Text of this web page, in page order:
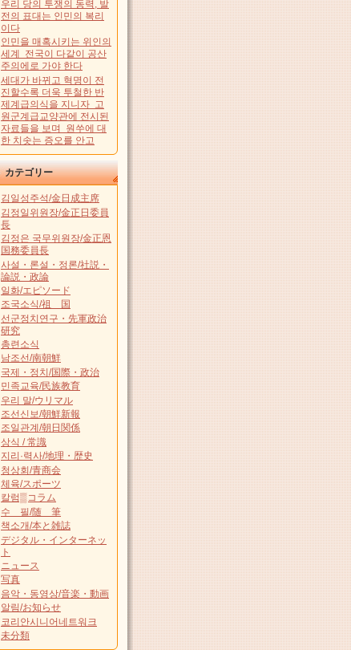
우리 당의 투쟁의 동력, 발
전의 표대는 인민의 복리
이다
인민을 매혹시키는 위인의
세계 전국이 다같이 공산
주의에로 가야 한다
세대가 바뀌고 혁명이 전
진할수록 더욱 투철한 반
제계급의식을 지니자 고
원군계급교양관에 전시된
자료들을 보며 원쑤에 대
한 치솟는 증오를 안고
カテゴリー
김일성주석/金日成主席
김정일위원장/金正日委員
長
김정은 국무위원장/金正恩
国務委員長
사설・론설・정론/社説・
論説・政論
일화/エピソード
조국소식/祖 国
선군정치연구・先軍政治
研究
총련소식
남조선/南朝鮮
국제・정치/国際・政治
민족교육/民族教育
우리 말/ウリマル
조선신보/朝鮮新報
조일관계/朝日関係
상식 / 常識
지리·력사/地理・歴史
청상회/青商会
체육/スポーツ
칼럼▒コラム
수 필/随 筆
책소개/本と雑誌
デジタル・インターネッ
ト
ニュース
写真
음악・동영상/音楽・動画
알림/お知らせ
코리안시니어네트워크
未分類